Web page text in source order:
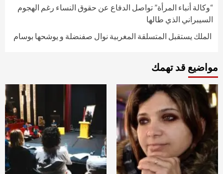
“وكالة أنباء المرأة” تواصل الدفاع عن حقوق النساء رغم الهجوم
السيبراني الذي طالها
الملك يستقبل المتسلقة المغربية نوال صفنضلة و يوشحها بوسام
مواضيع قد تهمك